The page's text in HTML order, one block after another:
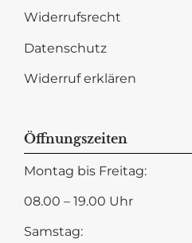
Widerrufsrecht
Datenschutz
Widerruf erklären
Öffnungszeiten
Montag bis Freitag:
08.00 – 19.00 Uhr
Samstag: